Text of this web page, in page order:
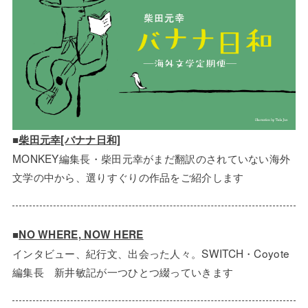
■柴田元幸[バナナ日和]
MONKEY編集長・柴田元幸がまだ翻訳のされていない海外
文学の中から、選りすぐりの作品をご紹介します
■NO WHERE, NOW HERE
インタビュー、紀行文、出会った人々。SWITCH・Coyote
編集長 新井敏記が一つひとつ綴っていきます